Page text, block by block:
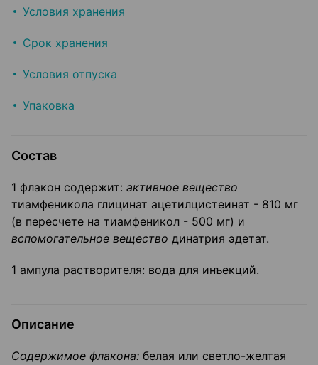
Условия хранения
Срок хранения
Условия отпуска
Упаковка
Состав
1 флакон содержит: активное вещество
тиамфеникола глицинат ацетилцистеинат - 810 мг
(в пересчете на тиамфеникол - 500 мг) и
вспомогательное вещество динатрия эдетат.
1 ампула растворителя: вода для инъекций.
Описание
Содержимое флакона: белая или светло-желтая